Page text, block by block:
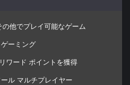
の他でプレイ可能なゲーム
ーミング
ワード ポイントを獲得
ル マルチプレイヤー